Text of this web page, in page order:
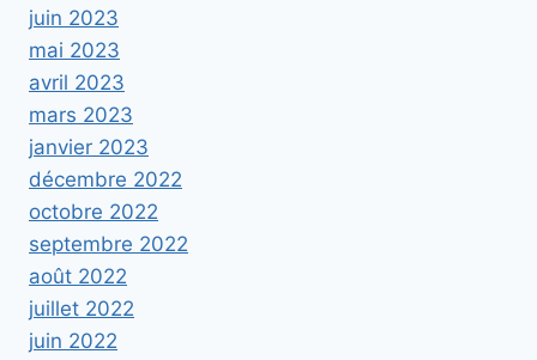
juin 2023
mai 2023
avril 2023
mars 2023
janvier 2023
décembre 2022
octobre 2022
septembre 2022
août 2022
juillet 2022
juin 2022